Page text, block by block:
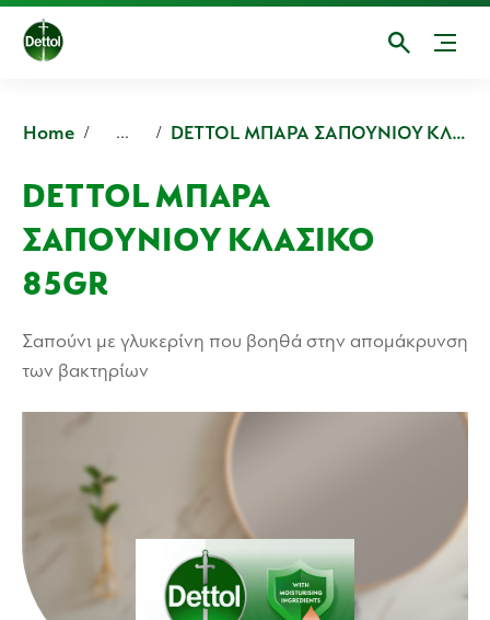
Home ... DETTOL ΜΠΑΡΑ ΣΑΠΟΥΝΙΟΥ ΚΛΑΣΙΚΟ
DETTOL ΜΠΑΡΑ
ΣΑΠΟΥΝΙΟΥ ΚΛΑΣΙΚΟ
85GR
Σαπούνι με γλυκερίνη που βοηθά στην απομάκρυνση
των βακτηρίων